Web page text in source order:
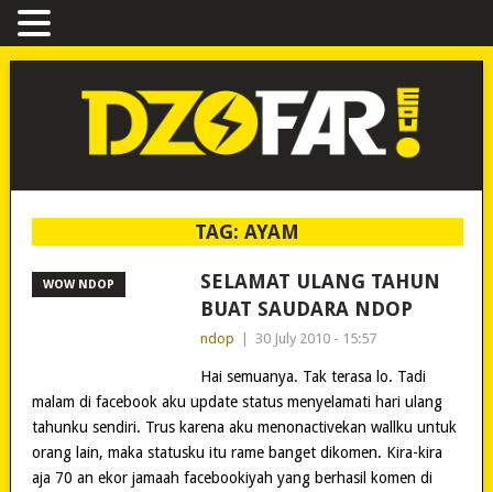
TAG:AYAM
WOW NDOP
SELAMAT ULANG TAHUN
BUAT SAUDARA NDOP
ndop 30 July 2010 - 15:57
Hai semuanya. Tak terasa lo. Tadi
malam di facebook aku update status menyelamati hari ulang
tahunku sendiri. Trus karena aku menonactivekan wallku untuk
orang lain, maka statusku itu rame banget dikomen. Kira-kira
aja 70 an ekor jamaah facebookiyah yang berhasil komen di